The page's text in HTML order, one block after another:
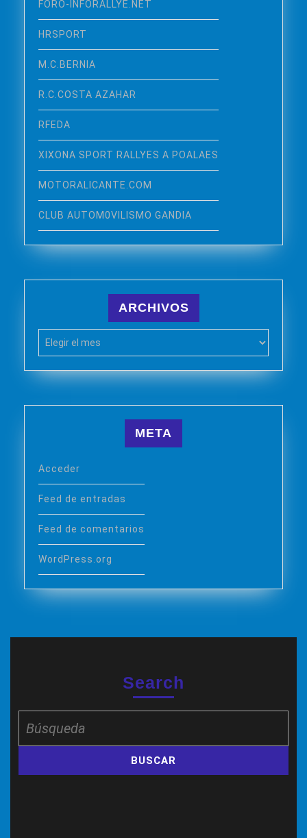
FORO-INFORALLYE.NET
HRSPORT
M.C.BERNIA
R.C.COSTA AZAHAR
RFEDA
XIXONA SPORT RALLYES A POALAES
MOTORALICANTE.COM
CLUB AUTOM0VILISMO GANDIA
ARCHIVOS
META
Acceder
Feed de entradas
Feed de comentarios
WordPress.org
Search